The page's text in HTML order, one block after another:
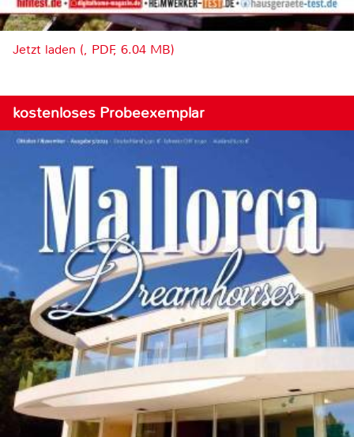
Jetzt laden (, PDF, 6.04 MB)
kostenloses Probeexemplar